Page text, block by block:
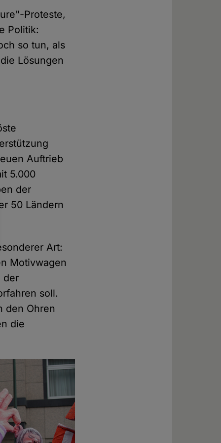
Proteste,
Politik:
so tun, als
Lösungen
Auftrieb
5.000
der
50 Ländern
Art:
Motivwagen
der
soll.
den Ohren
die